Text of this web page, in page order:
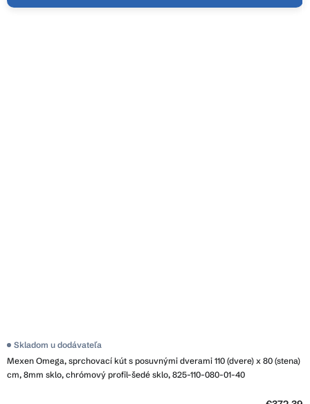
Mexen Omega, sprchovací kút s posuvnými dverami 110 (dvere) x 80 (stena)
cm, 8mm sklo, chrómový profil-šedé sklo, 825-110-080-01-40
Skladom u dodávateľa